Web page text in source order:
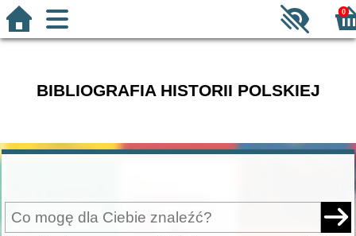
0
BIBLIOGRAFIA HISTORII POLSKIEJ